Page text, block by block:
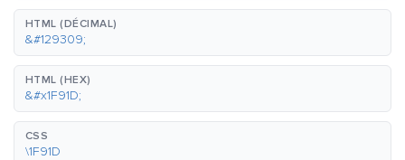
HTML (DÉCIMAL)
&#129309;
HTML (HEX)
&#x1F91D;
CSS
\1F91D